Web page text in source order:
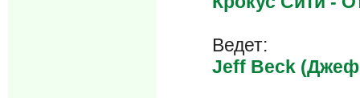
Ведет:
Jeff Beck